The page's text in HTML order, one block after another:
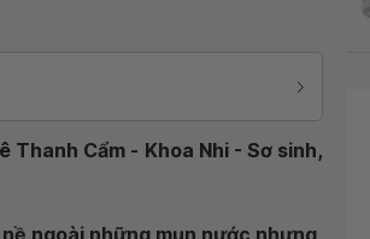
Thanh Cẩm - Khoa Nhi - Sơ sinh,
ngoài những mụn nước nhưng